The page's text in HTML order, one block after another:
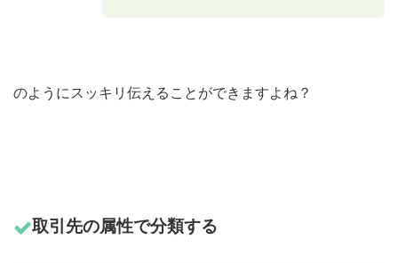
のようにスッキリ伝えることができますよね？
取引先の属性で分類する